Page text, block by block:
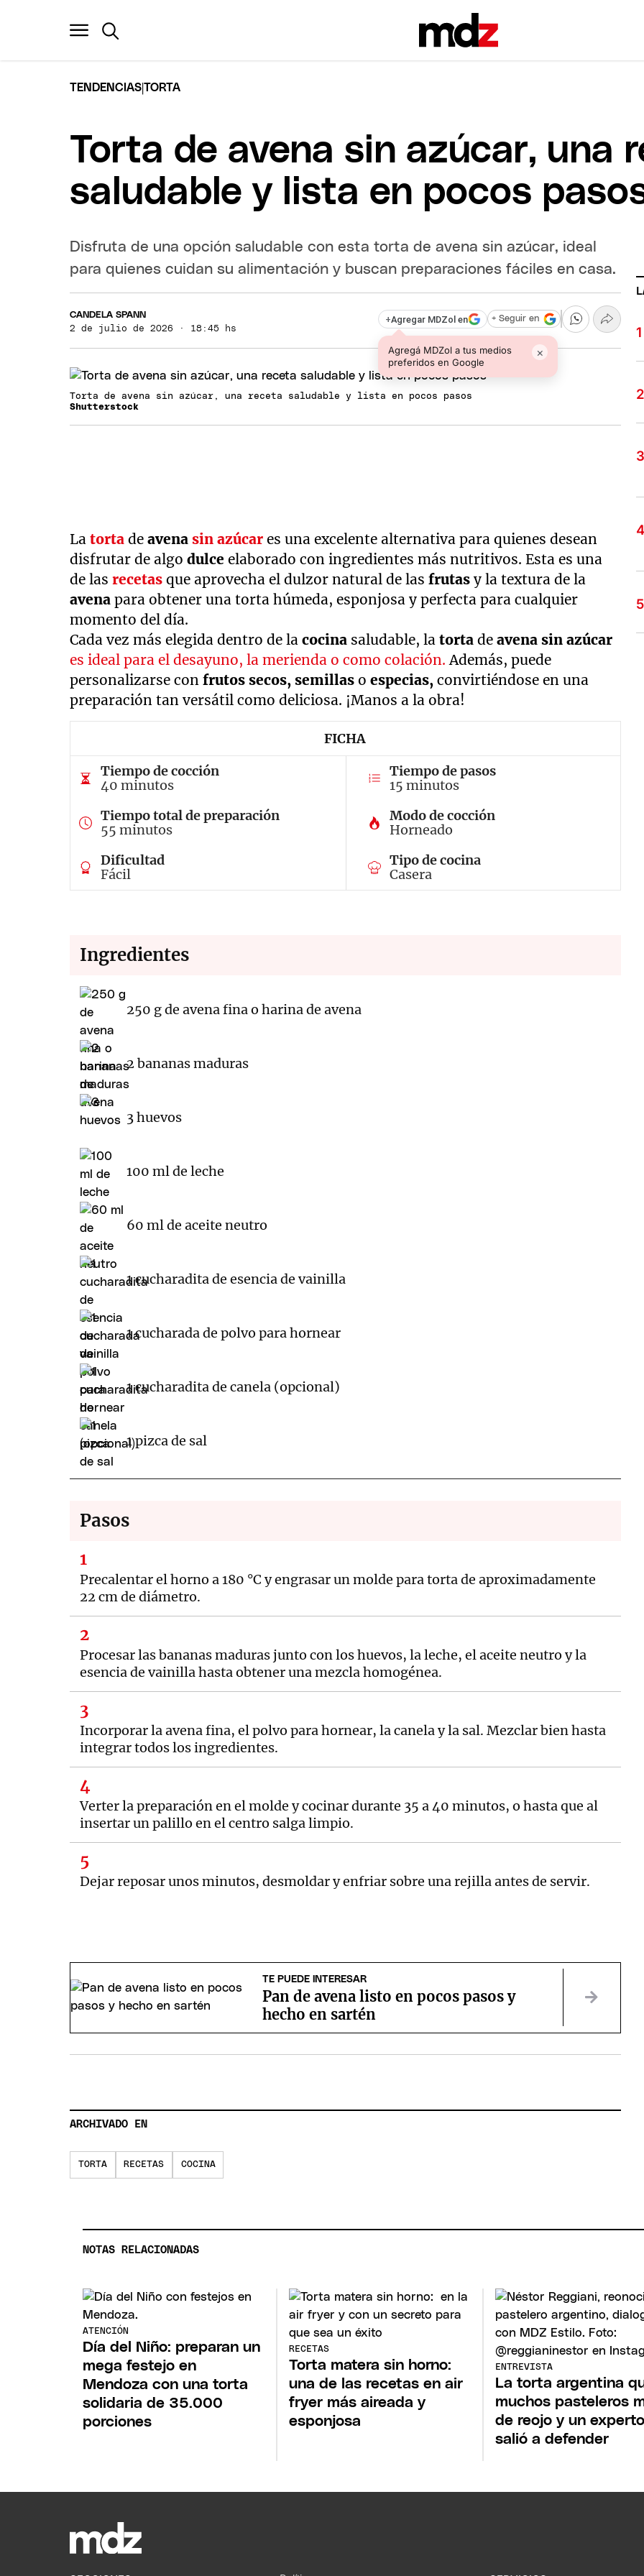
TENDENCIAS|TORTA
Torta de avena sin azúcar, una
saludable y lista en pocos
Disfruta de una opción saludable con esta torta de avena sin azúcar, ideal
para quienes cuidan su alimentación y buscan preparaciones fáciles en casa.
CANDELA SPANN
2 de julio de 2026 · 18:45 hs
+Agregar MDZol en
Agregá MDZol a tus medios
preferidos en Google
×
+ Seguir en
Torta de avena sin azúcar, una receta saludable y lista en pocos pasos
Shutterstock
Latorta deavenasin azúcar es una excelente alternativa para quienes desean
disfrutar de algodulce elaborado con ingredientes más nutritivos. Esta es una
de lasrecetas que aprovecha el dulzor natural de lasfrutas y la textura de la
avena para obtener una torta húmeda, esponjosa y perfecta para cualquier
momento del día.
Cada vez más elegida dentro de lacocina saludable, latorta deavena sin azúcar
es ideal para el desayuno, la merienda o como colación. Además, puede
personalizarse confrutos secos, semillas oespecias, convirtiéndose en una
preparación tan versátil como deliciosa. ¡Manos a la obra!
FICHA
Tiempo de cocción
40 minutos
Tiempo de pasos
15 minutos
Tiempo total de preparación
55 minutos
Modo de cocción
Horneado
Dificultad
Fácil
Tipo de cocina
Casera
Ingredientes
250 g de avena fina o harina de avena
2 bananas maduras
3 huevos
100 ml de leche
60 ml de aceite neutro
1 cucharadita de esencia de vainilla
1 cucharada de polvo para hornear
1 cucharadita de canela (opcional)
1 pizca de sal
Pasos
Precalentar el horno a 180 °C y engrasar un molde para torta de aproximadamente
22 cm de diámetro.
Procesar las bananas maduras junto con los huevos, la leche, el aceite neutro y la
esencia de vainilla hasta obtener una mezcla homogénea.
Incorporar la avena fina, el polvo para hornear, la canela y la sal. Mezclar bien hasta
integrar todos los ingredientes.
Verter la preparación en el molde y cocinar durante 35 a 40 minutos, o hasta que al
insertar un palillo en el centro salga limpio.
Dejar reposar unos minutos, desmoldar y enfriar sobre una rejilla antes de servir.
TE PUEDE INTERESAR
Pan de avena listo en pocos pasos y
hecho en sartén
ARCHIVADO EN
TORTA RECETAS COCINA
NOTAS RELACIONADAS
ATENCIÓN
Día del Niño: preparan un
mega festejo en
Mendoza con una torta
solidaria de 35.000
porciones
RECETAS
Torta matera sin horno:
una de las recetas en air
fryer más aireada y
esponjosa
ENTREVISTA
La torta argentina
muchos pasteleros
de reojo y un experto
salió a defender